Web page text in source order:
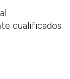
cualificados